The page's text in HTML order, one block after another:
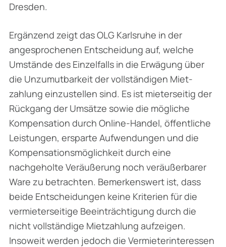
Dresden.
Ergänzend zeigt das OLG Karlsruhe in der
angesprochenen Entscheidung auf, welche
Umstände des Einzelfalls in die Erwägung über
die Unzumutbarkeit der vollständigen Miet­
zahlung einzustellen sind. Es ist mieterseitig der
Rückgang der Umsätze sowie die mögliche
Kompensation durch Online-Handel, öffentliche
Leistungen, ersparte Aufwendungen und die
Kompensationsmöglichkeit durch eine
nachgeholte Veräußerung noch veräußerbarer
Ware zu betrachten. Bemerkenswert ist, dass
beide Entscheidungen keine Kriterien für die
vermieter­seitige Beeinträchtigung durch die
nicht vollständige Mietzahlung aufzeigen.
Insoweit werden jedoch die Vermieterinteressen